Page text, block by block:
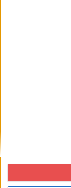
Oferta de
1.ª
Oferta de